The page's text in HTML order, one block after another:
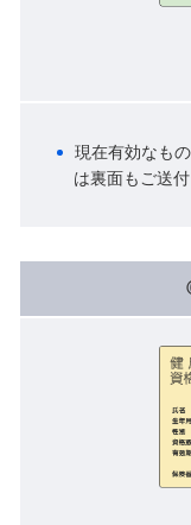
現在有効なも
は裏面もご送付